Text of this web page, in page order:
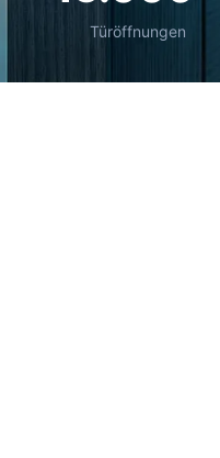
Türöffnungen